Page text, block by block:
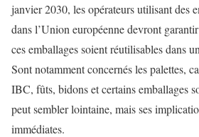
janvier 2030, les opérateurs utilisant des
dans l’Union européenne devront
ces emballages soient réutilisables dans
Sont notamment concernés les palettes,
IBC, fûts, bidons et certains emballages
peut sembler lointaine, mais ses
immédiates.